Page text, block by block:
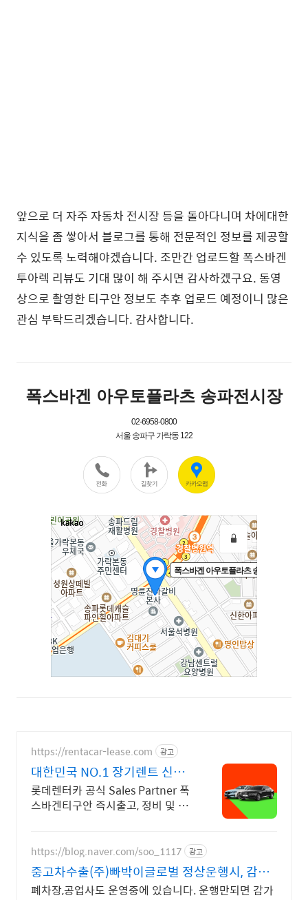
앞으로 더 자주 자동차 전시장 등을 돌아다니며 차에대한
지식을 좀 쌓아서 블로그를 통해 전문적인 정보를 제공할
수 있도록 노력해야겠습니다. 조만간 업로드할 폭스바겐
투아렉 리뷰도 기대 많이 해 주시면 감사하겠구요. 동영
상으로 촬영한 티구안 정보도 추후 업로드 예정이니 많은
관심 부탁드리겠습니다. 감사합니다.
https://rentacar-lease.com 광고
대한민국 NO.1 장기렌트 신차
를 구매하는 완벽한 방법
롯데렌터카 공식 Sales Partner 폭
스바겐티구안 즉시출고, 정비 및 혜
https://blog.naver.com/soo_1117 광고
중고차수출(주)빠박이글로벌 정상운행시, 감가
없는 업체
폐차장,공업사도 운영중에 있습니다. 운행만되면 감가